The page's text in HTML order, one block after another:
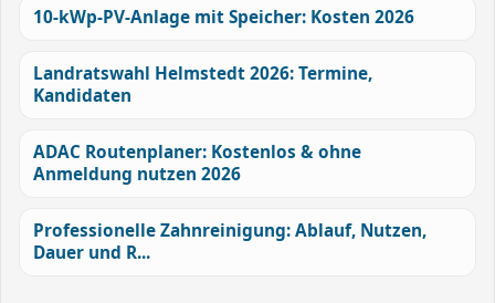
10-kWp-PV-Anlage mit Speicher: Kosten 2026
Landratswahl Helmstedt 2026: Termine,
Kandidaten
ADAC Routenplaner: Kostenlos & ohne
Anmeldung nutzen 2026
Professionelle Zahnreinigung: Ablauf, Nutzen,
Dauer und R...